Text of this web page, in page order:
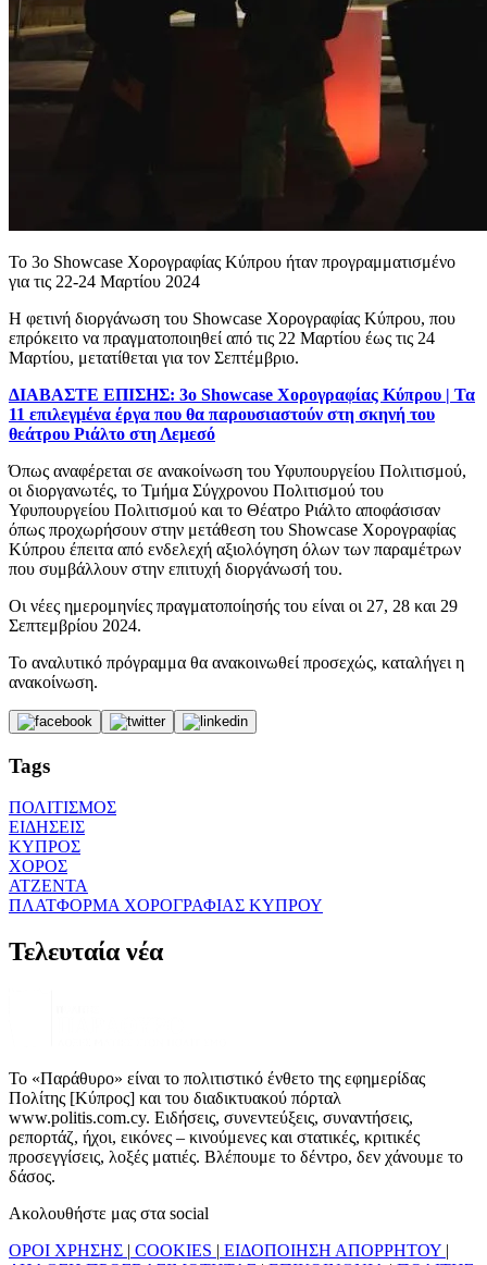
Το 3ο Showcase Χορογραφίας Κύπρου ήταν προγραμματισμένο
για τις 22-24 Μαρτίου 2024
Η φετινή διοργάνωση του Showcase Χορογραφίας Κύπρου, που
επρόκειτο να πραγματοποιηθεί από τις 22 Μαρτίου έως τις 24
Μαρτίου, μετατίθεται για τον Σεπτέμβριο.
ΔΙΑΒΑΣΤΕ ΕΠΙΣΗΣ: 3ο Showcase Χορογραφίας Κύπρου | Τα
11 επιλεγμένα έργα που θα παρουσιαστούν στη σκηνή του
θεάτρου Ριάλτο στη Λεμεσό
Όπως αναφέρεται σε ανακοίνωση του Υφυπουργείου Πολιτισμού,
οι διοργανωτές, το Τμήμα Σύγχρονου Πολιτισμού του
Υφυπουργείου Πολιτισμού και το Θέατρο Ριάλτο αποφάσισαν
όπως προχωρήσουν στην μετάθεση του Showcase Χορογραφίας
Κύπρου έπειτα από ενδελεχή αξιολόγηση όλων των παραμέτρων
που συμβάλλουν στην επιτυχή διοργάνωσή του.
Οι νέες ημερομηνίες πραγματοποίησής του είναι οι 27, 28 και 29
Σεπτεμβρίου 2024.
Το αναλυτικό πρόγραμμα θα ανακοινωθεί προσεχώς, καταλήγει η
ανακοίνωση.
Tags
ΠΟΛΙΤΙΣΜΟΣ
ΕΙΔΗΣΕΙΣ
ΚΥΠΡΟΣ
ΧΟΡΟΣ
ΑΤΖΕΝΤΑ
ΠΛΑΤΦΟΡΜΑ ΧΟΡΟΓΡΑΦΙΑΣ ΚΥΠΡΟΥ
Τελευταία νέα
Το «Παράθυρο» είναι το πολιτιστικό ένθετο της εφημερίδας
Πολίτης [Κύπρος] και του διαδικτυακού πόρταλ
www.politis.com.cy. Ειδήσεις, συνεντεύξεις, συναντήσεις,
ρεπορτάζ, ήχοι, εικόνες – κινούμενες και στατικές, κριτικές
προσεγγίσεις, λοξές ματιές. Βλέπουμε το δέντρο, δεν χάνουμε το
δάσος.
Ακολουθήστε μας στα social
ΟΡΟΙ ΧΡΗΣΗΣ | COOKIES | ΕΙΔΟΠΟΙΗΣΗ ΑΠΟΡΡΗΤΟΥ |